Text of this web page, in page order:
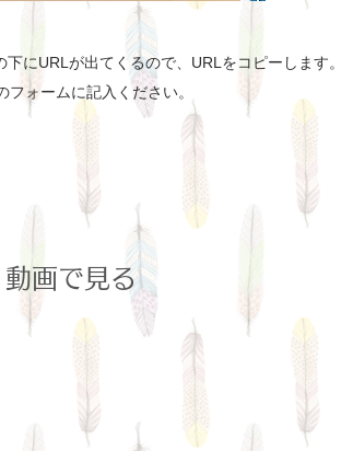
にURLが出てくるので、URLをコピーします。
ォームに記入ください。
動画で見る